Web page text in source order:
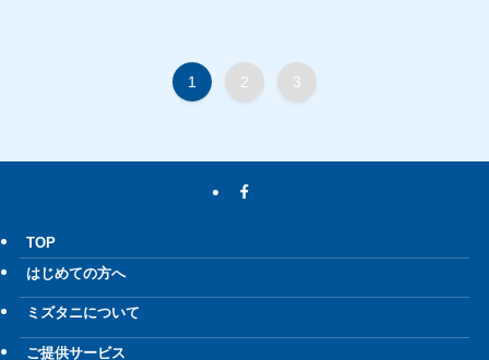
1 2 3
TOP
はじめての方へ
ミズタニについて
ご提供サービス